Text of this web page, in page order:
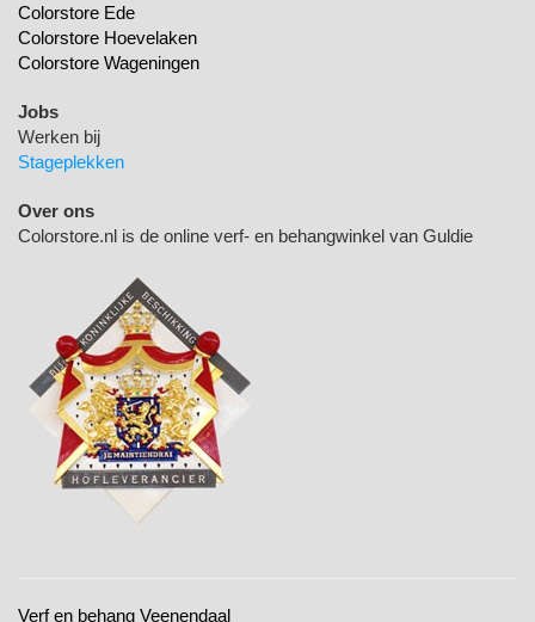
Colorstore Ede
Colorstore Hoevelaken
Colorstore Wageningen
Jobs
Werken bij
Stageplekken
Over ons
Colorstore.nl is de online verf- en behangwinkel van Guldie
Verf en behang Veenendaal